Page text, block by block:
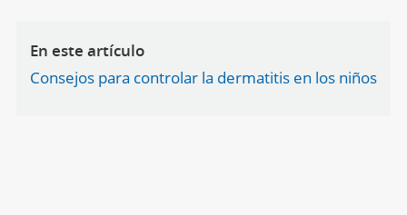
En este artículo
Consejos para controlar la dermatitis en los niños